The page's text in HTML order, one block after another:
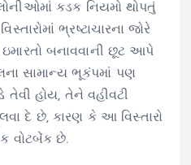
કડક નિયમો થોપતું
ભ્રષ્ટાચારના જોરે
બનાવવાની છૂટ આપે
સામાન્ય ભૂકંપમાં પણ
તેવી હોય, તેને વહીવટી
દે છે, કારણ કે આ વિસ્તારો
વોટબેંક છે.